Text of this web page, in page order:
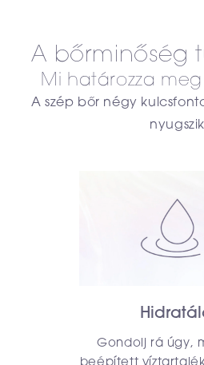
A bőrminőség
Mi határozza
A szép bőr négy
Gondolj rá úgy,
beépített